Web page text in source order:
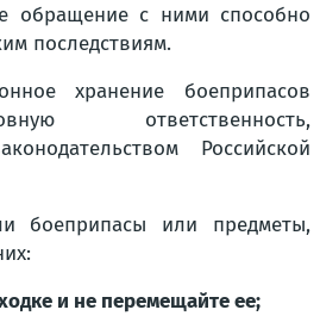
обращение с ними способно
последствиям.
хранение боеприпасов
ответственность,
Российской
боеприпасы или предметы,
и не перемещайте ее;